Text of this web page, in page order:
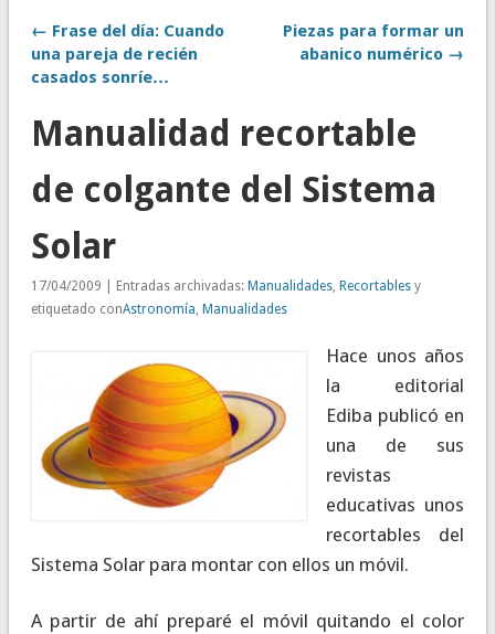
← Frase del día: Cuando
una pareja de recién
casados sonríe…
Piezas para formar un
abanico numérico →
Manualidad recortable
de colgante del Sistema
Solar
17/04/2009 | Entradas archivadas: Manualidades, Recortablesy
etiquetado conAstronomía, Manualidades
Hace unos años
la editorial
Ediba publicó en
una de sus
revistas
educativas unos
recortables del
Sistema Solar para montar con ellos un móvil.
A partir de ahí preparé el móvil quitando el color